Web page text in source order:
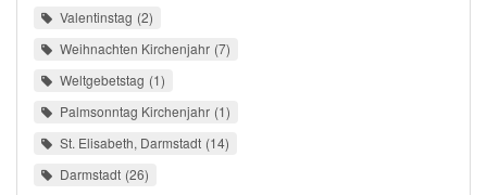
Valentinstag 2
Weihnachten Kirchenjahr 7
Weltgebetstag 1
Palmsonntag Kirchenjahr 1
St. Elisabeth, Darmstadt 14
Darmstadt 26